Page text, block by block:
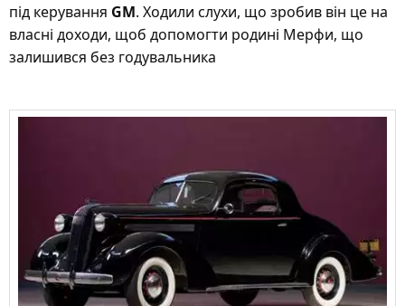
під керування GM. Ходили слухи, що зробив він це на
власні доходи, щоб допомогти родині Мерфи, що
залишився без годувальника